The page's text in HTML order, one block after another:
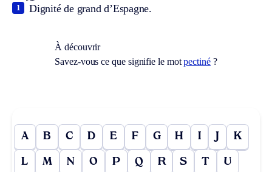
Dignité de grand d’Espagne.
1
À découvrir
Savez-vous ce que signifie le motpectiné?
A B C D E F G H I J K
L M N O P Q R S T U